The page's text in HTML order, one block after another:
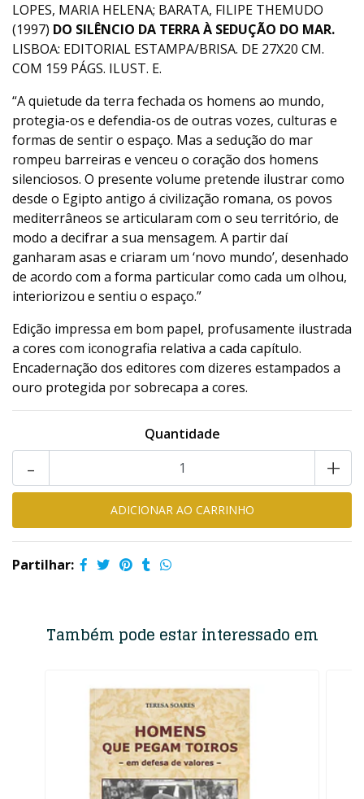
LOPES, MARIA HELENA; BARATA, FILIPE THEMUDO
(1997) DO SILÊNCIO DA TERRA À SEDUÇÃO DO MAR.
LISBOA: EDITORIAL ESTAMPA/BRISA. DE 27X20 CM.
COM 159 PÁGS. ILUST. E.
“A quietude da terra fechada os homens ao mundo,
protegia-os e defendia-os de outras vozes, culturas e
formas de sentir o espaço. Mas a sedução do mar
rompeu barreiras e venceu o coração dos homens
silenciosos. O presente volume pretende ilustrar como
desde o Egipto antigo á civilização romana, os povos
mediterrâneos se articularam com o seu território, de
modo a decifrar a sua mensagem. A partir daí
ganharam asas e criaram um ‘novo mundo’, desenhado
de acordo com a forma particular como cada um olhou,
interiorizou e sentiu o espaço.”
Edição impressa em bom papel, profusamente ilustrada
a cores com iconografia relativa a cada capítulo.
Encadernação dos editores com dizeres estampados a
ouro protegida por sobrecapa a cores.
Quantidade
+
-
Partilhar:
Também pode estar interessado em